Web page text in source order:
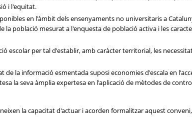
i l'equitat.
en l'àmbit dels ensenyaments no universitaris a
població mesurat a l'enquesta de població activa i les
escolar per tal d'establir, amb caràcter territorial, les
la informació esmentada suposi economies d'escala en
la seva àmplia expertesa en l'aplicació de mètodes de
la capacitat d'actuar i acorden formalitzar aquest